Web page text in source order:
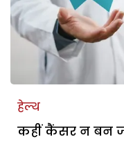
हेल्थ
कहीं कैंसर न बन